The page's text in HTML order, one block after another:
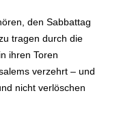
den Sabbattag
tragen durch die
ihren Toren
verzehrt – und
nicht verlöschen